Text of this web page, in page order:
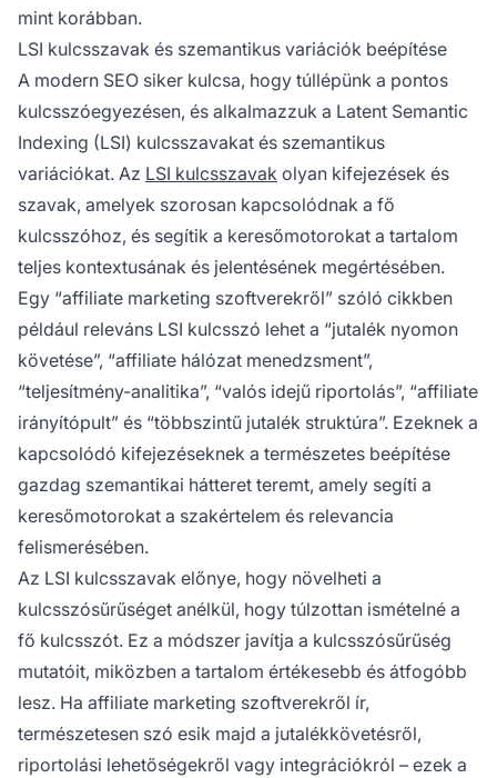
mint korábban.
LSI kulcsszavak és szemantikus variációk beépítése
A modern SEO siker kulcsa, hogy túllépünk a pontos
kulcsszóegyezésen, és alkalmazzuk a Latent Semantic
Indexing (LSI) kulcsszavakat és szemantikus
variációkat. Az LSI kulcsszavak olyan kifejezések és
szavak, amelyek szorosan kapcsolódnak a fő
kulcsszóhoz, és segítik a keresőmotorokat a tartalom
teljes kontextusának és jelentésének megértésében.
Egy “affiliate marketing szoftverekről” szóló cikkben
például releváns LSI kulcsszó lehet a “jutalék nyomon
követése”, “affiliate hálózat menedzsment”,
“teljesítmény-analitika”, “valós idejű riportolás”, “affiliate
irányítópult” és “többszintű jutalék struktúra”. Ezeknek a
kapcsolódó kifejezéseknek a természetes beépítése
gazdag szemantikai hátteret teremt, amely segíti a
keresőmotorokat a szakértelem és relevancia
felismerésében.
Az LSI kulcsszavak előnye, hogy növelheti a
kulcsszósűrűséget anélkül, hogy túlzottan ismételné a
fő kulcsszót. Ez a módszer javítja a kulcsszósűrűség
mutatóit, miközben a tartalom értékesebb és átfogóbb
lesz. Ha affiliate marketing szoftverekről ír,
természetesen szó esik majd a jutalékkövetésről,
riportolási lehetőségekről vagy integrációkról – ezek a